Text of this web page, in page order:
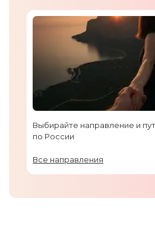
Выбирайте направление и
по России
Все направления